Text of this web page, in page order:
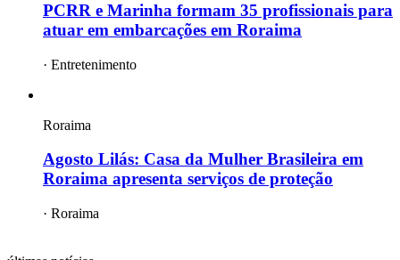
PCRR e Marinha formam 35 profissionais para
atuar em embarcações em Roraima
· Entretenimento
Roraima
Agosto Lilás: Casa da Mulher Brasileira em
Roraima apresenta serviços de proteção
· Roraima